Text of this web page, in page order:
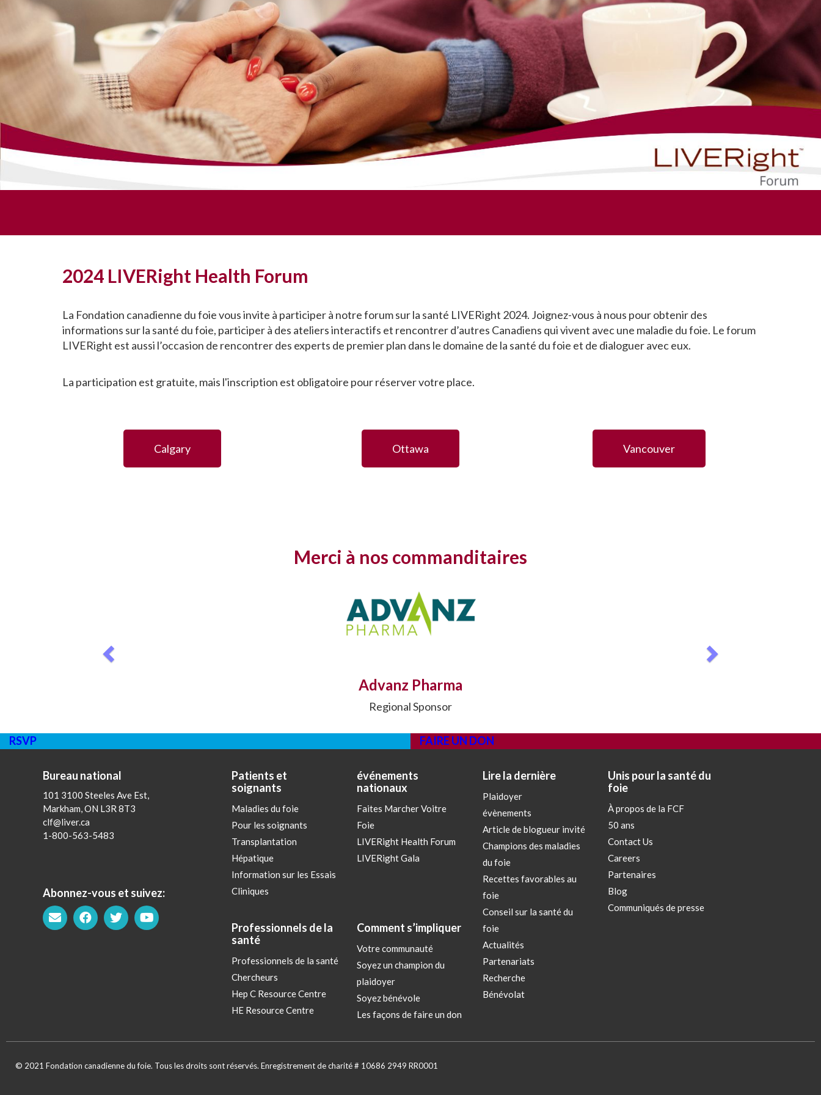
2024 LIVERight Health Forum
La Fondation canadienne du foie vous invite à participer à notre forum sur la santé LIVERight 2024. Joignez-vous à nous pour obtenir des
informations sur la santé du foie, participer à des ateliers interactifs et rencontrer d’autres Canadiens qui vivent avec une maladie du foie. Le forum
LIVERight est aussi l’occasion de rencontrer des experts de premier plan dans le domaine de la santé du foie et de dialoguer avec eux.
La participation est gratuite, mais l'inscription est obligatoire pour réserver votre place.
Calgary Ottawa Vancouver
Merci à nos commanditaires
Advanz Pharma
Regional Sponsor
RSVP FAIRE UN DON
Bureau national
101 3100 Steeles Ave Est,
Markham, ON L3R 8T3
clf@liver.ca
1-800-563-5483
Abonnez-vous et suivez:
Patients et
soignants
Maladies du foie
Pour les soignants
Transplantation
Hépatique
Information sur les Essais
Cliniques
Professionnels de la
santé
Professionnels de la santé
Chercheurs
Hep C Resource Centre
HE Resource Centre
événements
nationaux
Faites Marcher Voitre
Foie
LIVERight Health Forum
LIVERight Gala
Comment s’impliquer
Votre communauté
Soyez un champion du
plaidoyer
Soyez bénévole
Les façons de faire un don
Lire la dernière
Plaidoyer
évènements
Article de blogueur invité
Champions des maladies
du foie
Recettes favorables au
foie
Conseil sur la santé du
foie
Actualités
Partenariats
Recherche
Bénévolat
Unis pour la santé du
foie
À propos de la FCF
50 ans
Contact Us
Careers
Partenaires
Blog
Communiqués de presse
© 2021 Fondation canadienne du foie. Tous les droits sont réservés. Enregistrement de charité # 10686 2949 RR0001